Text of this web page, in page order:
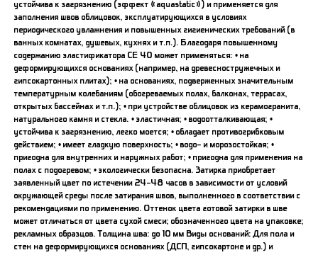
устойчива к загрязнению (эффект «aquastatic») и применяется для
заполнения швов облицовок, эксплуатирующихся в условиях
периодического увлажнения и повышенных гигиенических требований (в
ванных комнатах, душевых, кухнях и т.п.). Благодаря повышенному
содержанию эластификатора CE 40 может применяться: • на
деформирующихся основаниях (например, на древесностружечных и
гипсокартонных плитах); • на основаниях, подверженных значительным
температурным колебаниям (обогреваемых полах, балконах, террасах,
открытых бассейнах и т.п.); • при устройстве облицовок из керамогранита,
натурального камня и стекла. • эластичная; • водоотталкивающая; •
устойчива к загрязнению, легко моется; • обладает противогрибковым
действием; • имеет гладкую поверхность; • водо- и морозостойкая; •
пригодна для внутренних и наружных работ; • пригодна для применения на
полах с подогревом; • экологически безопасна. Затирка приобретает
заявленный цвет по истечении 24-48 часов в зависимости от условий
окружающей среды после затирания швов, выполненного в соответствии с
рекомендациями по применению. Оттенок цвета готовой затирки в шве
может отличаться от цвета сухой смеси; обозначенного цвета на упаковке;
рекламных образцов. Толщина шва: до 10 мм Виды оснований: Для пола и
стен на деформирующихся основаниях (ДСП, гипсокартоне и др.) и